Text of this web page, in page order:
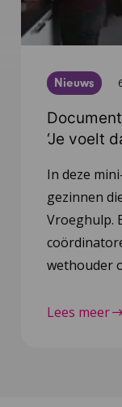
Nieuws
‘Je voelt
In deze
gezinnen
Vroeghulp.
wethouder
Lees meer